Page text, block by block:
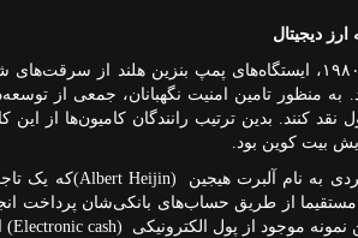
دیجیتال
در اواخر دهه‌ی ۱۹۸۰، ایستگاه‌های پمپ بنزین
به منظور تامین امنیت نگهبانان، جمعی از
بیت کوین بود.
به نام آلبرت هیجین (Albert Heijin)که یک
مستقیما از طریق حساب‌های بانکی‌شان پرداخت
نمونه موجود از پول الکترونیکی
(Electronic cash)